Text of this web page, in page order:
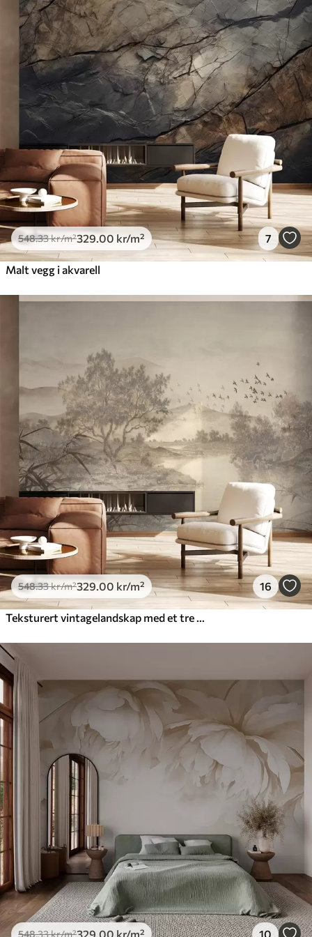
548.33 329.00kr /m²
Premium
665.00 399.00kr /m²
Premium vinyl
650 .00 /m²
Peel and Stick
925.00 .00 /m²
548.33kr/m²329 .00 kr/m² 7
Malt vegg i akvarell
548.33kr/m²329 .00 kr/m² 16
548.33kr/m²329 .00 kr/m² 10